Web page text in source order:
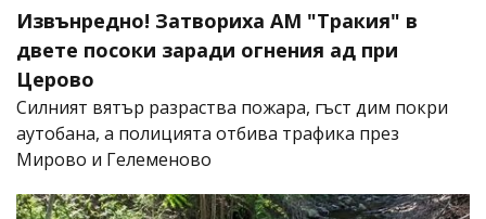
Извънредно! Затвориха АМ "Тракия" в
двете посоки заради огнения ад при
Церово
Силният вятър разраства пожара, гъст дим покри
аутобана, а полицията отбива трафика през
Мирово и Гелеменово